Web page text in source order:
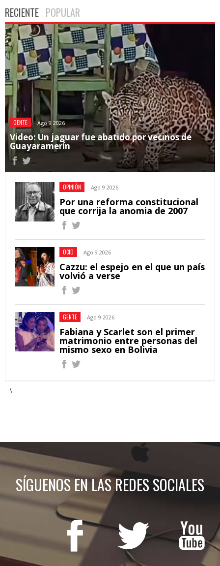
RECIENTE POPULAR
GENTE Ago 9 2026
Video: Un jaguar fue abatido por vecinos de
Guayaramerín
OPINIÓN Ago 9 2026
Por una reforma constitucional
que corrija la anomia de 2007
OCIO Ago 9 2026
Cazzu: el espejo en el que un país
volvió a verse
GENTE Ago 9 2026
Fabiana y Scarlet son el primer
matrimonio entre personas del
mismo sexo en Bolivia
\
SÍGUENOS EN LAS REDES SOCIALES